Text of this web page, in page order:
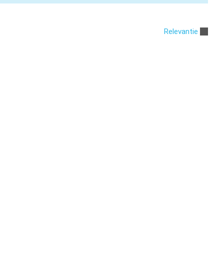
Relevantie